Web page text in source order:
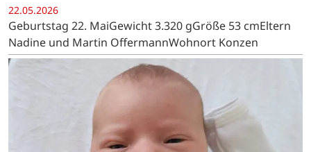
22.05.2026
Geburtstag 22. MaiGewicht 3.320 gGröße 53 cmEltern
Nadine und Martin OffermannWohnort Konzen